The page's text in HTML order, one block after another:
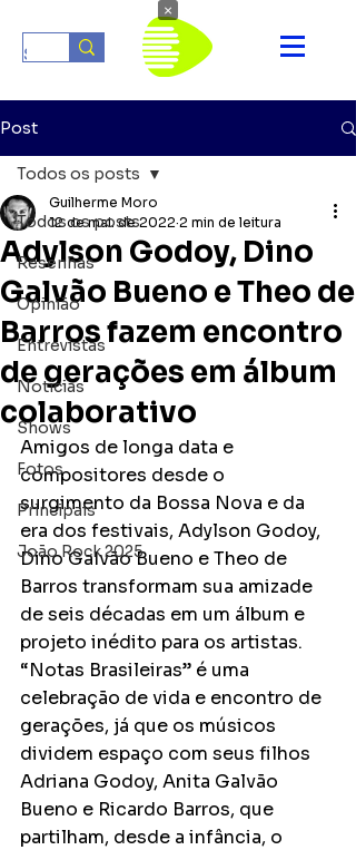
Post
Todos os posts
Resenhas
Opinião
Entrevistas
Notícias
Shows
Fotos
Principais
João Rock 2025
Todos os posts
Adylson Godoy, Dino
Galvão Bueno e Theo de
Barros fazem encontro
de gerações em álbum
colaborativo
Guilherme Moro
12 de mai. de 2022 2 min de leitura
Amigos de longa data e
compositores desde o
surgimento da Bossa Nova e da
era dos festivais, Adylson Godoy,
Dino Galvão Bueno e Theo de
Barros transformam sua amizade
de seis décadas em um álbum e
projeto inédito para os artistas.
“Notas Brasileiras” é uma
celebração de vida e encontro de
gerações, já que os músicos
dividem espaço com seus filhos
Adriana Godoy, Anita Galvão
Bueno e Ricardo Barros, que
partilham, desde a infância, o
×